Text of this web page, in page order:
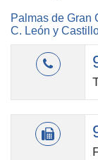
Palmas de Gran
C. León y